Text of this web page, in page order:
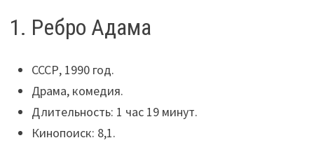
1. Ребро Адама
СССР, 1990 год.
Драма, комедия.
Длительность: 1 час 19 минут.
Кинопоиск: 8,1.